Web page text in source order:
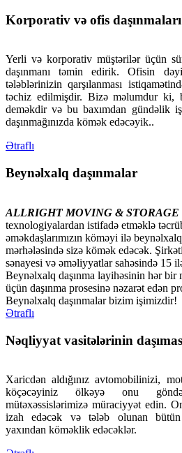
Korporativ və ofis daşınmaları
Yerli və korporativ müştərilər üçün
daşınmanı təmin edirik. Ofisin
tələblərinizin qarşılanması
təchiz edilmişdir. Bizə məlumdur ki,
deməkdir və bu baxımdan gündəlik
daşınmağınızda kömək edəcəyik..
Ətraflı
Beynəlxalq daşınmalar
ALLRIGHT MOVING & STORAGE
texnologiyalardan istifadə etməklə
əməkdaşlarımızın köməyi ilə
mərhələsində sizə kömək edəcək.
sənayesi və əməliyyatlar sahəsində 15
Beynəlxalq daşınma layihəsinin hər bir
üçün daşınma prosesinə nəzarət edən
Beynəlxalq daşınmalar bizim işimizdir!
Ətraflı
Nəqliyyat vasitələrinin
Xaricdən aldığınız avtomobilinizi,
köçəcəyiniz ölkəyə onu
mütəxəssislərimizə müraciyyət edin.
izah edəcək və tələb olunan
yaxından köməklik edəcəklər.